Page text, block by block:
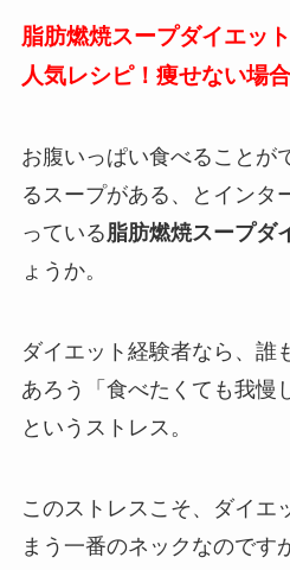
脂肪燃焼スープダイエッ
人気レシピ！痩せない場
お腹いっぱい食べることが
るスープがある、とインタ
っている 脂肪燃焼スープダ
ょうか。
ダイエット経験者なら、誰
あろう「食べたくても我慢
というストレス。
このストレスこそ、ダイエ
まう一番のネックなのです